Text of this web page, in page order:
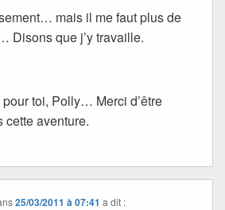
mais il me faut plus de
Disons que j’y travaille.
toi, Polly… Merci d’être
cette aventure.
25/03/2011 à 07:41 a dit :